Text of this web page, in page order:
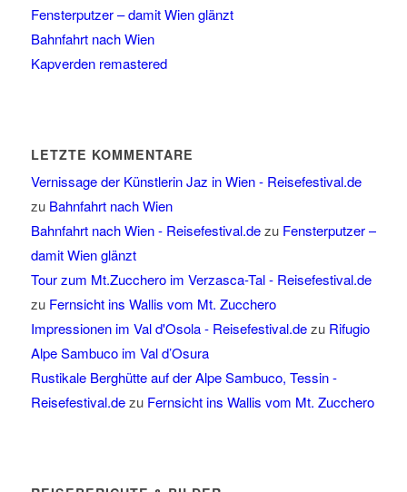
Fensterputzer – damit Wien glänzt
Bahnfahrt nach Wien
Kapverden remastered
LETZTE KOMMENTARE
Vernissage der Künstlerin Jaz in Wien - Reisefestival.de
zu Bahnfahrt nach Wien
Bahnfahrt nach Wien - Reisefestival.dezu Fensterputzer –
damit Wien glänzt
Tour zum Mt.Zucchero im Verzasca-Tal - Reisefestival.de
zu Fernsicht ins Wallis vom Mt. Zucchero
Impressionen im Val d'Osola - Reisefestival.dezu Rifugio
Alpe Sambuco im Val d’Osura
Rustikale Berghütte auf der Alpe Sambuco, Tessin -
Reisefestival.dezu Fernsicht ins Wallis vom Mt. Zucchero